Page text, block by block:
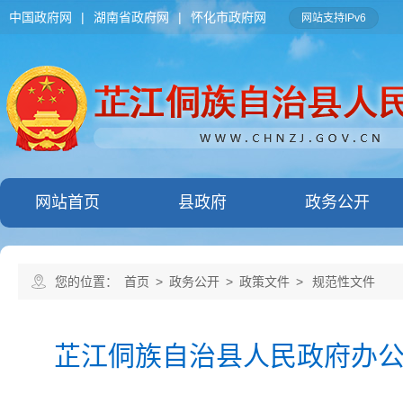
中国政府网 | 湖南省政府网 | 怀化市政府网 网站支持IPv6
网站首页 县政府 政务公开
您的位置： 首页 > 政务公开 > 政策文件 > 规范性文件
芷江侗族自治县人民政府办